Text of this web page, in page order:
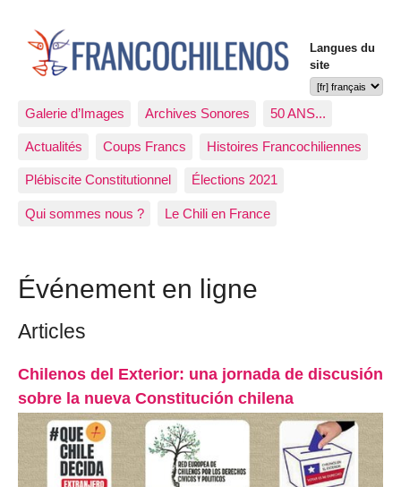
Langues du
site
Galerie d’Images Archives Sonores 50 ANS...
Actualités Coups Francs Histoires Francochiliennes
Plébiscite Constitutionnel Élections 2021
Qui sommes nous ? Le Chili en France
Événement en ligne
Articles
Chilenos del Exterior: una jornada de discusión
sobre la nueva Constitución chilena